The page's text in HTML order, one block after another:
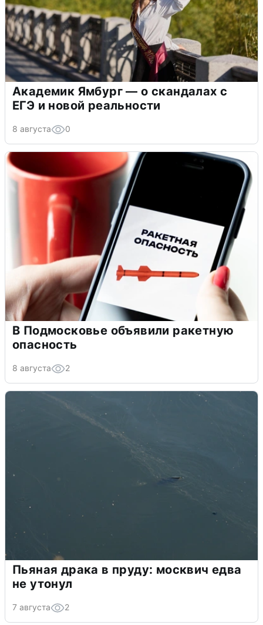
Академик Ямбург — о скандалах с
ЕГЭ и новой реальности
8 августа 0
В Подмосковье объявили ракетную
опасность
8 августа 2
Пьяная драка в пруду: москвич едва
не утонул
7 августа 2